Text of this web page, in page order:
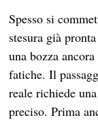
Spesso si
stesura già
una bozza
fatiche. Il
reale richiede
preciso. Prima